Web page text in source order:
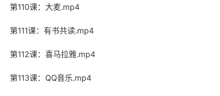
第110课：大麦.mp4
第111课：有书共读.mp4
第112课：喜马拉雅.mp4
第113课：QQ音乐.mp4